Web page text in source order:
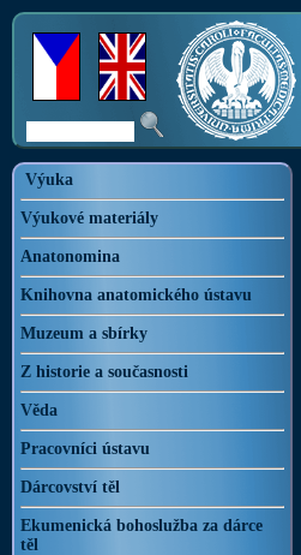
Výuka
Výukové materiály
Anatonomina
Knihovna anatomického ústavu
Muzeum a sbírky
Z historie a současnosti
Věda
Pracovníci ústavu
Dárcovství těl
Ekumenická bohoslužba za dárce
těl